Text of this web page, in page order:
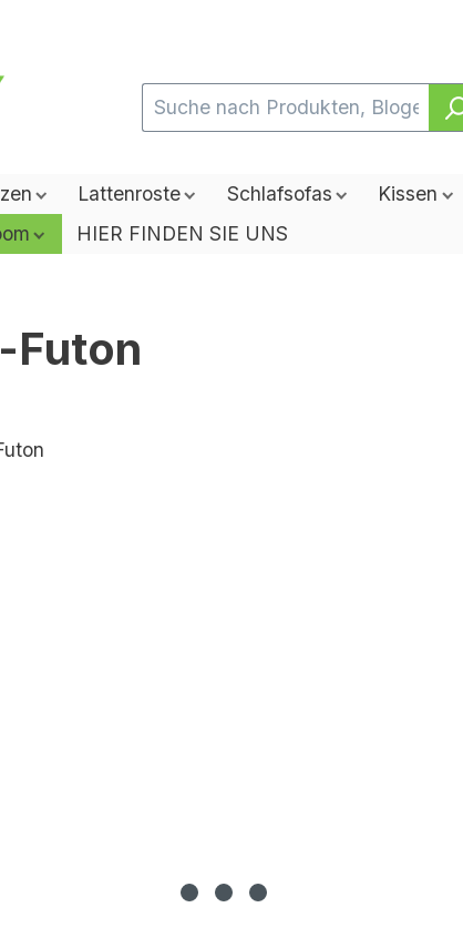
Lattenroste Schlafsofas Kissen
HIER FINDEN SIE UNS
Futon